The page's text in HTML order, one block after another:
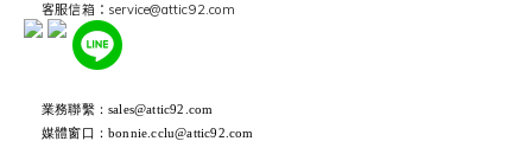
客服信箱：service@attic92.com
業務聯繫：sales@attic92.com
媒體窗口：bonnie.cclu@attic92.com